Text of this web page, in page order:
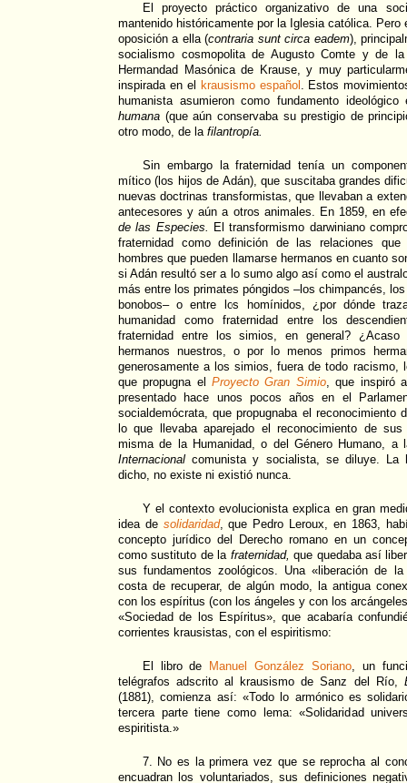
El proyecto práctico organizativo de una
mantenido históricamente por la Iglesia católica. Pero
oposición a ella (contraria sunt circa eadem),
socialismo cosmopolita de Augusto Comte y de
Hermandad Masónica de Krause, y muy
inspirada en el
krausismo español . Estos
humanista asumieron como fundamento
humana (que aún conservaba su prestigio de
otro modo, de la filantropía.
Sin embargo la fraternidad tenía un
mítico (los hijos de Adán), que suscitaba grandes
nuevas doctrinas transformistas, que llevaban a
antecesores y aún a otros animales. En 1859, en
de las Especies. El transformismo darwiniano
fraternidad como definición de las relaciones
hombres que pueden llamarse hermanos en cuanto
si Adán resultó ser a lo sumo algo así como el
más entre los primates póngidos –los chimpancés,
bonobos– o entre los homínidos, ¿por dónde
humanidad como fraternidad entre los
fraternidad entre los simios, en general?
hermanos nuestros, o por lo menos primos
generosamente a los simios, fuera de todo racismo,
que propugna elProyecto Gran Simio, que inspiró
presentado hace unos pocos años en el
socialdemócrata, que propugnaba el reconocimiento
lo que llevaba aparejado el reconocimiento de
misma de la Humanidad, o del Género Humano,
Internacional comunista y socialista, se diluye. La
dicho, no existe ni existió nunca.
Y el contexto evolucionista explica en gran
idea de solidaridad, que Pedro Leroux, en 1863,
concepto jurídico del Derecho romano en un
como sustituto de la fraternidad, que quedaba así
sus fundamentos zoológicos. Una «liberación de
costa de recuperar, de algún modo, la antigua
con los espíritus (con los ángeles y con los
«Sociedad de los Espíritus», que acabaría
corrientes krausistas, con el espiritismo:
El libro de Manuel González Soriano, un
telégrafos adscrito al krausismo de Sanz del Río,
(1881), comienza así: «Todo lo armónico es
tercera parte tiene como lema: «Solidaridad
espiritista.»
7. No es la primera vez que se reprocha al
encuadran los voluntariados, sus definiciones